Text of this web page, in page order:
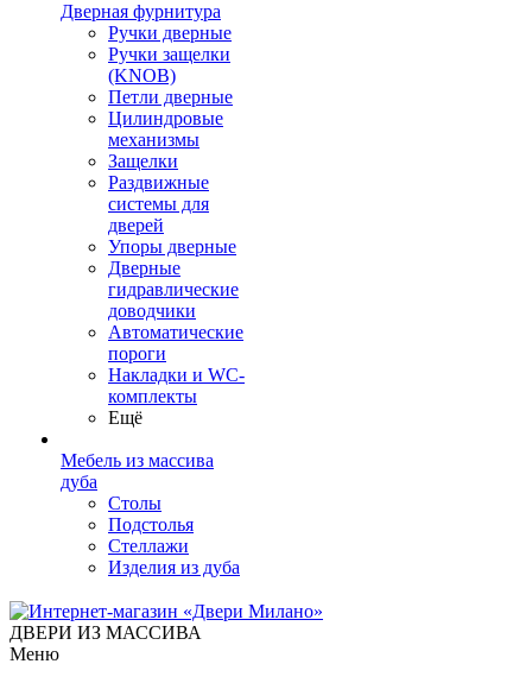
Дверная фурнитура
Ручки дверные
Ручки защелки
(KNOB)
Петли дверные
Цилиндровые
механизмы
Защелки
Раздвижные
системы для
дверей
Упоры дверные
Дверные
гидравлические
доводчики
Автоматические
пороги
Накладки и WC-
комплекты
Ещё
Мебель из массива
дуба
Столы
Подстолья
Стеллажи
Изделия из дуба
ДВЕРИ ИЗ МАССИВА
Меню